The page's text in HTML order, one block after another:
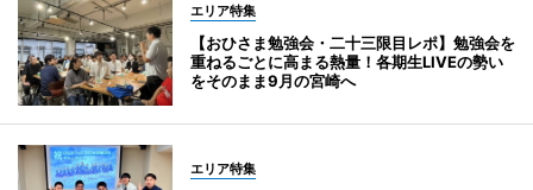
エリア特集
【おひさま勉強会・二十三限目レポ】勉強会を
重ねるごとに高まる熱量！各期生LIVEの勢い
をそのまま9月の宮崎へ
エリア特集